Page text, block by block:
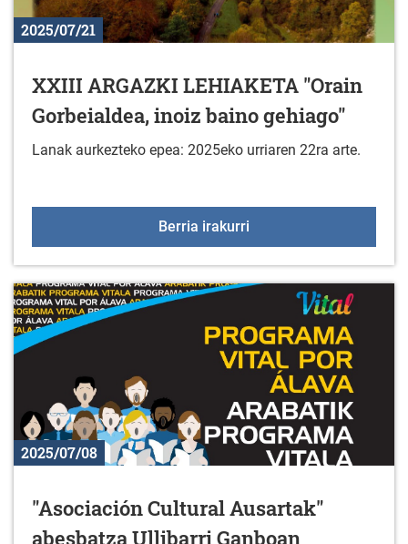
2025/07/21
XXIII ARGAZKI LEHIAKETA "Orain
Gorbeialdea, inoiz baino gehiago"
Lanak aurkezteko epea: 2025eko urriaren 22ra arte.
Berria irakurri
2025/07/08
"Asociación Cultural Ausartak"
abesbatza Ullibarri Ganboan